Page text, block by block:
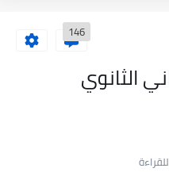
146
الثانوي